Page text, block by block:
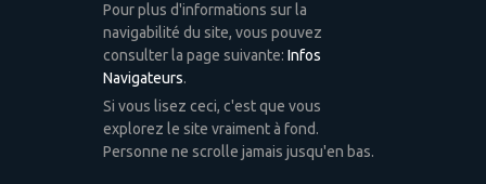
Pour plus d'informations sur la
navigabilité du site, vous pouvez
consulter la page suivante: Infos
Navigateurs.
Si vous lisez ceci, c'est que vous
explorez le site vraiment à fond.
Personne ne scrolle jamais jusqu'en bas.